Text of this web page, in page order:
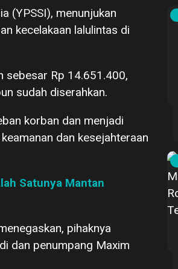
(YPSSI), menunjukan
kecelakaan lalulintas di
sebesar Rp 14.651.400,
sudah diserahkan.
korban dan menjadi
dan kesejahteraan
Satunya Mantan
pihaknya
dan penumpang Maxim